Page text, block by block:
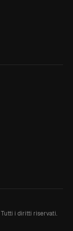
Tutti i diritti riservati.